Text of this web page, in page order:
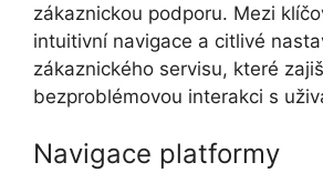
zákaznickou podporu. Mezi
intuitivní navigace a citlivé
zákaznického servisu, které
bezproblémovou interakci s
Navigace platformy